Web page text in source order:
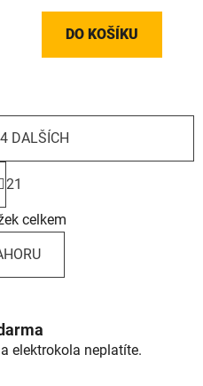
DO KOŠÍKU
O
v
l
á
d
c
í
p
DALŠÍCH
S
t
r
á
n
k
n
í
21
celkem
elektrokola neplatíte.